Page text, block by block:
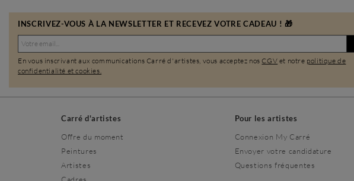
INSCRIVEZ-VOUS À LA NEWSLETTER ET RECEVEZ VOTRE CADEAU ! 🎁
En vous inscrivant aux communications Carré d'artistes, vous acceptez nosCGV et notre politique de
confidentialité et cookies.
Carré d'artistes
Offre du moment
Peintures
Artistes
Pour les artistes
Connexion My Carré
Envoyer votre candidature
Questions fréquentes